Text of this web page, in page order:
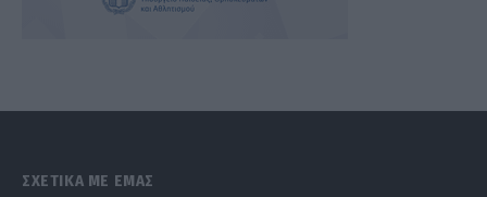
ΣΧΕΤΙΚΑ ΜΕ ΕΜΑΣ